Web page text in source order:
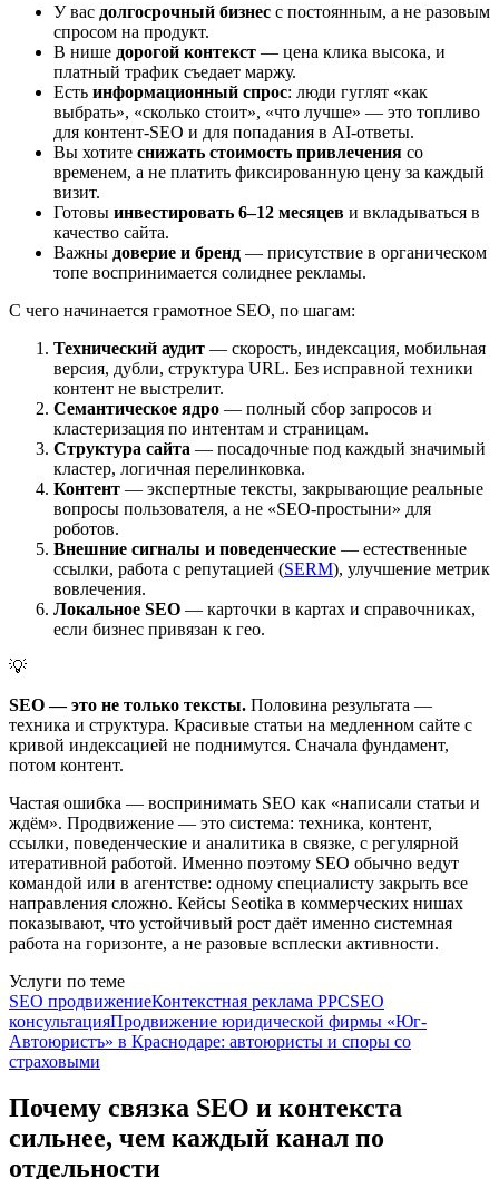
У вас долгосрочный бизнес с постоянным, а не разовым
спросом на продукт.
В нише дорогой контекст — цена клика высока, и
платный трафик съедает маржу.
Есть информационный спрос: люди гуглят «как
выбрать», «сколько стоит», «что лучше» — это топливо
для контент-SEO и для попадания в AI-ответы.
Вы хотите снижать стоимость привлечения со
временем, а не платить фиксированную цену за каждый
визит.
Готовы инвестировать 6–12 месяцев и вкладываться в
качество сайта.
Важны доверие и бренд — присутствие в органическом
топе воспринимается солиднее рекламы.
С чего начинается грамотное SEO, по шагам:
Технический аудит — скорость, индексация, мобильная
версия, дубли, структура URL. Без исправной техники
контент не выстрелит.
Семантическое ядро — полный сбор запросов и
кластеризация по интентам и страницам.
Структура сайта — посадочные под каждый значимый
кластер, логичная перелинковка.
Контент — экспертные тексты, закрывающие реальные
вопросы пользователя, а не «SEO-простыни» для
роботов.
Внешние сигналы и поведенческие — естественные
ссылки, работа с репутацией (SERM), улучшение метрик
вовлечения.
Локальное SEO — карточки в картах и справочниках,
если бизнес привязан к гео.
💡
SEO — это не только тексты. Половина результата —
техника и структура. Красивые статьи на медленном сайте с
кривой индексацией не поднимутся. Сначала фундамент,
потом контент.
Частая ошибка — воспринимать SEO как «написали статьи и
ждём». Продвижение — это система: техника, контент,
ссылки, поведенческие и аналитика в связке, с регулярной
итеративной работой. Именно поэтому SEO обычно ведут
командой или в агентстве: одному специалисту закрыть все
направления сложно. Кейсы Seotika в коммерческих нишах
показывают, что устойчивый рост даёт именно системная
работа на горизонте, а не разовые всплески активности.
Услуги по теме
SEO продвижениеКонтекстная реклама PPCSEO
консультацияПродвижение юридической фирмы «Юг-
Автоюристъ» в Краснодаре: автоюристы и споры со
страховыми
Почему связка SEO и контекста
сильнее, чем каждый канал по
отдельности